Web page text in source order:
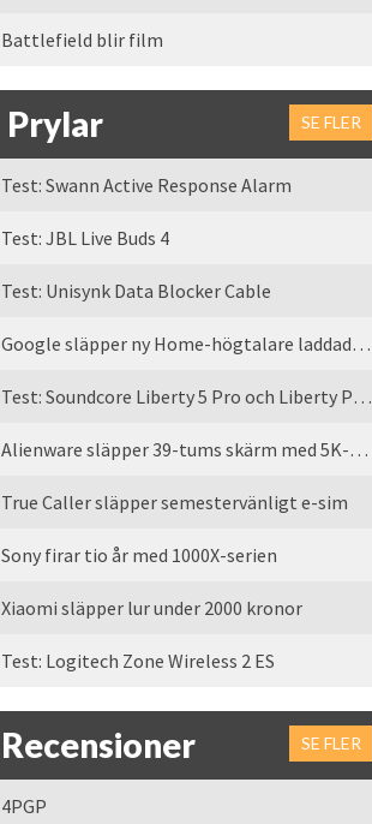
Battlefield blir film
Prylar SE FLER
Test: Swann Active Response Alarm
Test: JBL Live Buds 4
Test: Unisynk Data Blocker Cable
Google släpper ny Home-högtalare laddad med Gemini
Test: Soundcore Liberty 5 Pro och Liberty Pro Max
Alienware släpper 39-tums skärm med 5K-upplösning
True Caller släpper semestervänligt e-sim
Sony firar tio år med 1000X-serien
Xiaomi släpper lur under 2000 kronor
Test: Logitech Zone Wireless 2 ES
Recensioner SE FLER
4PGP